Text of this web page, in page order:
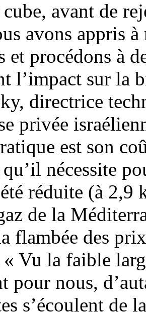
avant de
avons appris
et procédons à
l’impact sur la
directrice
privée
est son
qu’il nécessite
réduite (à 2,9
de la
flambée des
Vu la faible
pour nous,
s’écoulent de